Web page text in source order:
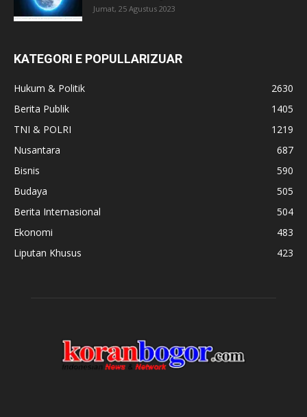
Jumat, 25 Agustus 2023
KATEGORI E POPULLARIZUAR
Hukum & Politik
2630
Berita Publik
1405
TNI & POLRI
1219
Nusantara
687
Bisnis
590
Budaya
505
Berita Internasional
504
Ekonomi
483
Liputan Khusus
423